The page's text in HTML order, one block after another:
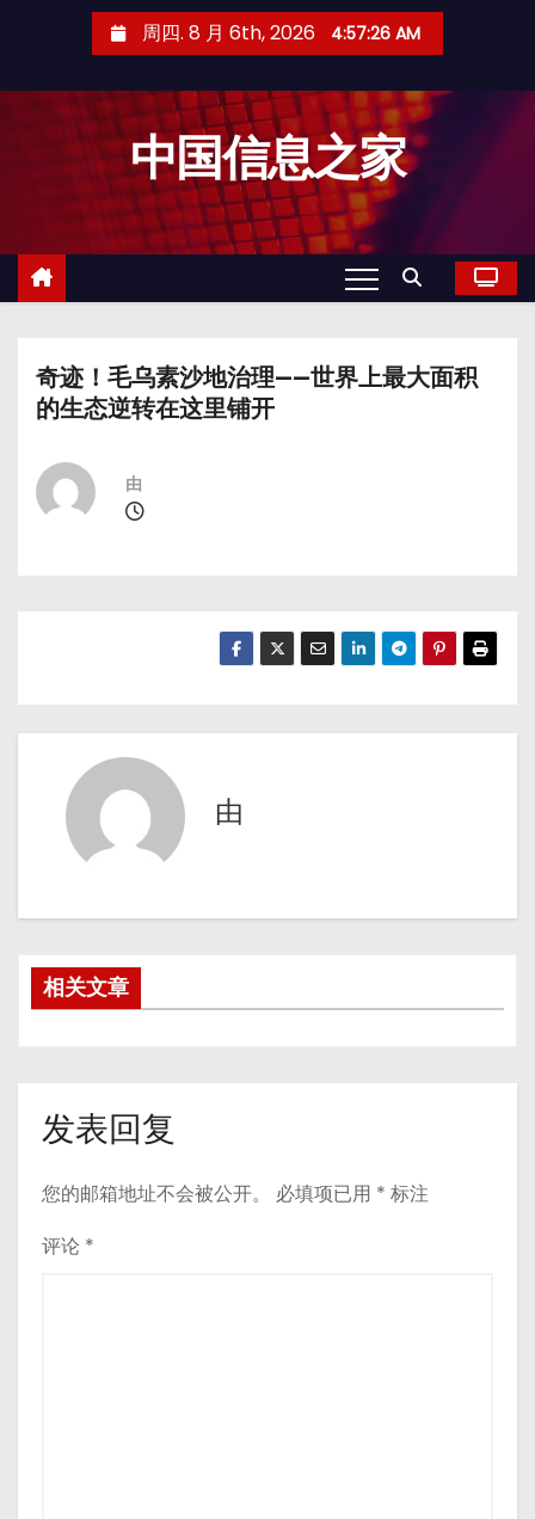
周四. 8 月 6th, 2026 4:57:27 AM
中国信息之家
奇迹！毛乌素沙地治理——世界上最大面积
的生态逆转在这里铺开
由
由
相关文章
发表回复
您的邮箱地址不会被公开。 必填项已用 * 标注
评论 *